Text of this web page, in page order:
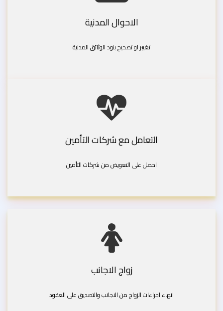
الاحوال المدنية
تغيير او تصحيح بنود الوثائق المدنية
التعامل مع شركات التأمين
احصل على التعويض من شركات التأمين
زواج الاجانب
انهاء اجراءات الزواج من الاجانب والتصديق على العقود